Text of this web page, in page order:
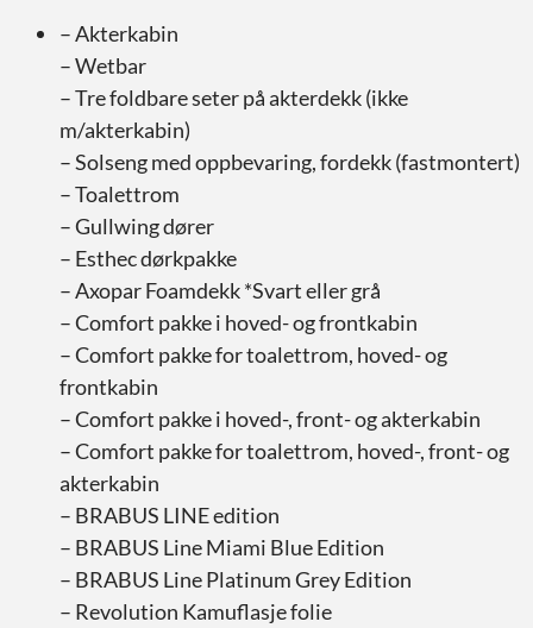
– Akterkabin
– Wetbar
– Tre foldbare seter på akterdekk (ikke
m/akterkabin)
– Solseng med oppbevaring, fordekk (fastmontert)
– Toalettrom
– Gullwing dører
– Esthec dørkpakke
– Axopar Foamdekk *Svart eller grå
– Comfort pakke i hoved- og frontkabin
– Comfort pakke for toalettrom, hoved- og
frontkabin
– Comfort pakke i hoved-, front- og akterkabin
– Comfort pakke for toalettrom, hoved-, front- og
akterkabin
– BRABUS LINE edition
– BRABUS Line Miami Blue Edition
– BRABUS Line Platinum Grey Edition
– Revolution Kamuflasje folie